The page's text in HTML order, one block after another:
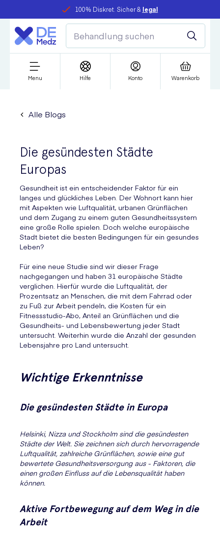
100% Diskret. Sicher & legal
Menu Hilfe Konto Warenkorb
Alle Blogs
Die gesündesten Städte
Europas
Gesundheit ist ein entscheidender Faktor für ein
langes und glückliches Leben. Der Wohnort kann hier
mit Aspekten wie Luftqualität, urbanen Grünflächen
und dem Zugang zu einem guten Gesundheitssystem
eine große Rolle spielen. Doch welche europäische
Stadt bietet die besten Bedingungen für ein gesundes
Leben?
Für eine neue Studie sind wir dieser Frage
nachgegangen und haben 31 europäische Städte
verglichen. Hierfür wurde die Luftqualität, der
Prozentsatz an Menschen, die mit dem Fahrrad oder
zu Fuß zur Arbeit pendeln, die Kosten für ein
Fitnessstudio-Abo, Anteil an Grünflächen und die
Gesundheits- und Lebensbewertung jeder Stadt
untersucht. Weiterhin wurde die Anzahl der gesunden
Lebensjahre pro Land untersucht.
Wichtige Erkenntnisse
Die gesündesten Städte in Europa
Helsinki, Nizza und Stockholm sind die gesündesten
Städte der Welt. Sie zeichnen sich durch hervorragende
Luftqualität, zahlreiche Grünflächen, sowie eine gut
bewertete Gesundheitsversorgung aus - Faktoren, die
einen großen Einfluss auf die Lebensqualität haben
können.
Aktive Fortbewegung auf dem Weg in die
Arbeit